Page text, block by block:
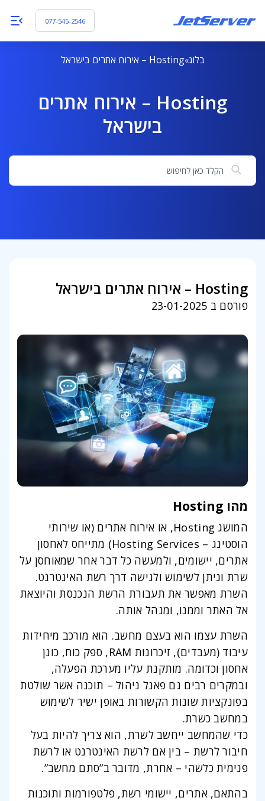
077-545-2546
בלוג Hosting – אירוח אתרים בישראל
Hosting – אירוח אתרים
בישראל
חיפוש
Hosting – אירוח אתרים בישראל
פורסם ב 23-01-2025
מהו Hosting
המושג Hosting, או אירוח אתרים (או שירותי
הוסטינג – Hosting Services) מתייחס לאחסון
אתרים, יישומים, ולמעשה כל דבר אחר שמאוחסן על
שרת וניתן לשימוש ולגישה דרך רשת האינטרנט.
השרת מאפשר את תעבורת הרשת הנכנסת והיוצאת
אל האתר וממנו, ומנהל אותה.
השרת עצמו הוא בעצם מחשב. הוא מורכב מיחידות
עיבוד (מעבדים), זיכרונות RAM, ספק כוח, כונן
אחסון וכדומה. מותקנת עליו מערכת הפעלה,
ובמקרים רבים גם פאנל ניהול – תוכנה אשר שולטת
בפונקציות שונות הקשורות באופן ישיר לשימוש
במחשב כשרת.
כדי שהמחשב ייחשב לשרת, הוא צריך להיות בעל
חיבור לרשת – בין אם לרשת האינטרנט או לרשת
פנימית כלשהי – אחרת, מדובר ב”סתם מחשב”.
בהתאם, אתרים, יישומי רשת, פלטפורמות ותוכנות